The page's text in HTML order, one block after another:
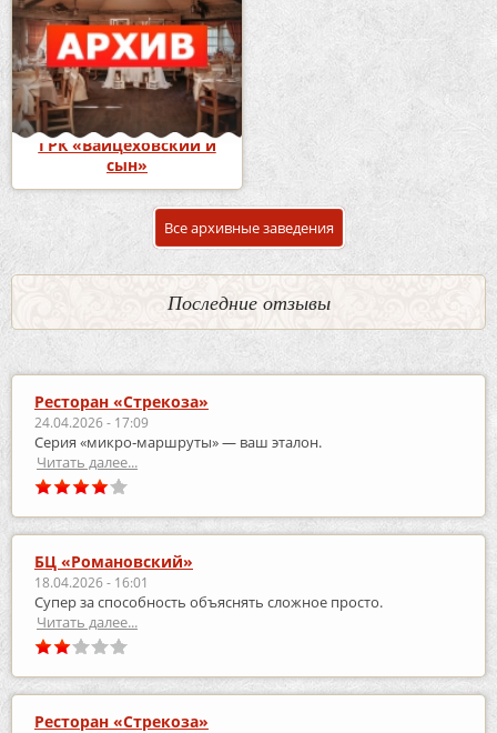
ГРК «Вайцеховский и
сын»
Все архивные заведения
Последние отзывы
Ресторан «Стрекоза»
24.04.2026 - 17:09
Серия «микро‑маршруты» — ваш эталон.
Читать далее...
БЦ «Романовский»
18.04.2026 - 16:01
Супер за способность объяснять сложное просто.
Читать далее...
Ресторан «Стрекоза»